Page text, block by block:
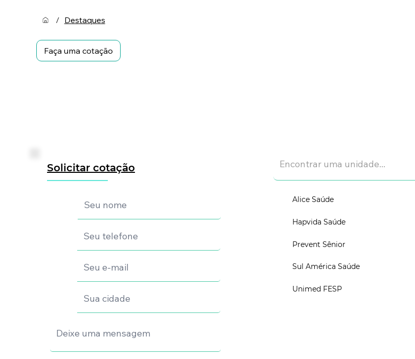
/ Destaques
Faça uma cotação
Alice Saúde
Hapvida Saúde
Prevent Sênior
Sul América Saúde
Unimed FESP
Solicitar cotação